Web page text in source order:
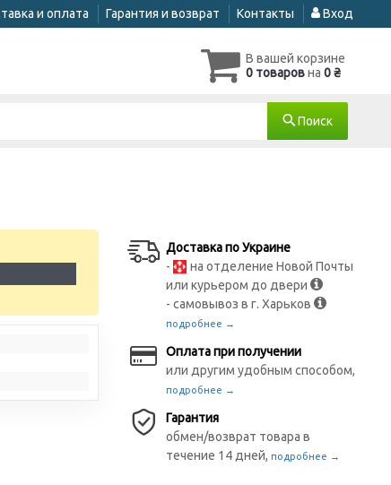
и оплата Гарантия и возврат Контакты Вход
В вашей корзине
0 товаровна 0 ₴
Поиск
Доставка по Украине
-
на отделение Новой Почты
или курьером до двери
- самовывоз в г. Харьков
подробнее →
Оплата при получении
или другим удобным способом,
подробнее →
Гарантия
обмен/возврат товара в
течение 14 дней,подробнее →